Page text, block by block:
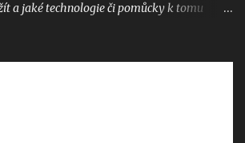
a jaké technologie či pomůcky k tomu
či samolepkami, ve kterých jsou čipy a k